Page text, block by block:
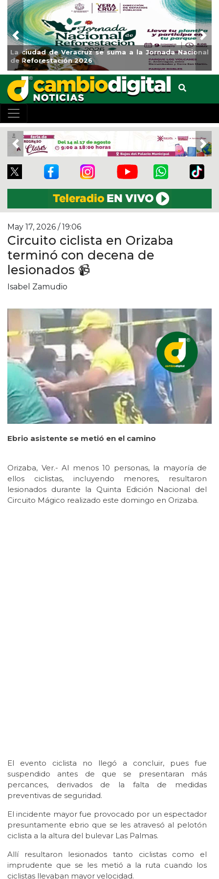
suma a la Jornada Nacional
Impulsa Gobierno
Previous
Previous
May 17, 2026 / 19:06
Circuito ciclista en Orizaba
terminó con decena de
lesionados 📹
Isabel Zamudio
Ebrio asistente se metió en el camino
Orizaba, Ver.- Al menos 10 personas, la mayoría de
ellos ciclistas, incluyendo menores, resultaron
lesionados durante la Quinta Edición Nacional del
Circuito Mágico realizado este domingo en Orizaba.
El evento ciclista no llegó a concluir, pues fue
suspendido antes de que se presentaran más
percances, derivados de la falta de medidas
preventivas de seguridad.
El incidente mayor fue provocado por un espectador
presuntamente ebrio que se les atravesó al pelotón
ciclista a la altura del bulevar Las Palmas.
Allí resultaron lesionados tanto ciclistas como el
imprudente que se les metió a la ruta cuando los
ciclistas llevaban mayor velocidad.